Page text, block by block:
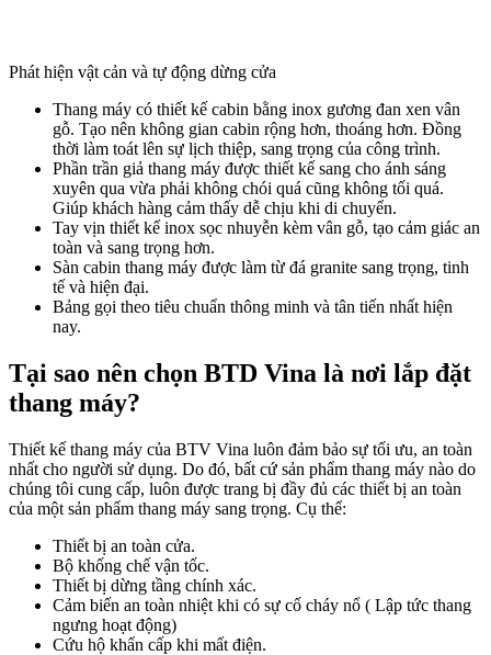
Phát hiện vật cản và tự động dừng cửa
Thang máy có thiết kế cabin bằng inox gương đan xen vân
gỗ. Tạo nên không gian cabin rộng hơn, thoáng hơn. Đồng
thời làm toát lên sự lịch thiệp, sang trọng của công trình.
Phần trần giả thang máy được thiết kế sang cho ánh sáng
xuyên qua vừa phải không chói quá cũng không tối quá.
Giúp khách hàng cảm thấy dễ chịu khi di chuyển.
Tay vịn thiết kế inox sọc nhuyễn kèm vân gỗ, tạo cảm giác an
toàn và sang trọng hơn.
Sàn cabin thang máy được làm từ đá granite sang trọng, tinh
tế và hiện đại.
Bảng gọi theo tiêu chuẩn thông minh và tân tiến nhất hiện
nay.
Tại sao nên chọn BTD Vina là nơi lắp đặt
thang máy?
Thiết kế thang máy của BTV Vina luôn đảm bảo sự tối ưu, an toàn
nhất cho người sử dụng. Do đó, bất cứ sản phẩm thang máy nào do
chúng tôi cung cấp, luôn được trang bị đầy đủ các thiết bị an toàn
của một sản phẩm thang máy sang trọng. Cụ thể:
Thiết bị an toàn cửa.
Bộ khống chế vận tốc.
Thiết bị dừng tầng chính xác.
Cảm biến an toàn nhiệt khi có sự cố cháy nổ ( Lập tức thang
ngưng hoạt động)
Cứu hộ khẩn cấp khi mất điện.